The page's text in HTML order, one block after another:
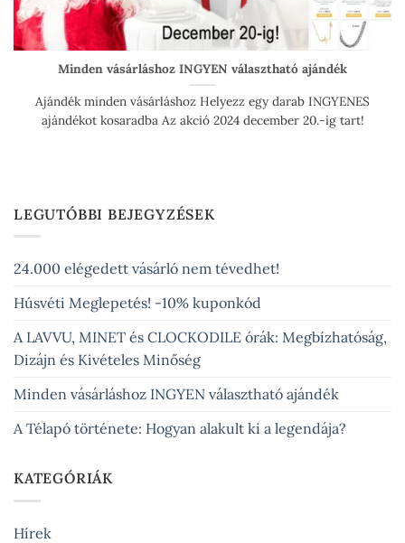
Minden vásárláshoz INGYEN választható ajándék
Ajándék minden vásárláshoz Helyezz egy darab INGYENES
ajándékot kosaradba Az akció 2024 december 20.-ig tart!
LEGUTÓBBI BEJEGYZÉSEK
24.000 elégedett vásárló nem tévedhet!
Húsvéti Meglepetés! -10% kuponkód
A LAVVU, MINET és CLOCKODILE órák: Megbízhatóság,
Dizájn és Kivételes Minőség
Minden vásárláshoz INGYEN választható ajándék
A Télapó története: Hogyan alakult ki a legendája?
KATEGÓRIÁK
Hírek